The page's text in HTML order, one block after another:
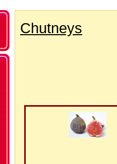
Chutneys